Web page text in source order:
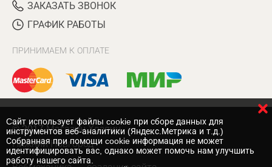
ЗАКАЗАТЬ ЗВОНОК
ГРАФИК РАБОТЫ
ПРИНИМАЕМ К ОПЛАТЕ
© 2017 Магазин Хозяин
Нижний Новгород
Cайт использует файлы cookie при сборе данных для
инструментов веб-аналитики (Яндекс.Метрика и т.д.)
Собранная при помощи cookie информация не может
идентифицировать вас, однако может помочь нам улучшить
работу нашего сайта.